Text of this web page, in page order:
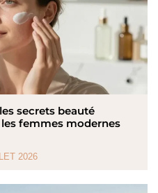
secrets beauté
femmes modernes
2026